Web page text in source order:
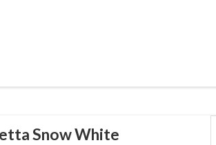
Snow White